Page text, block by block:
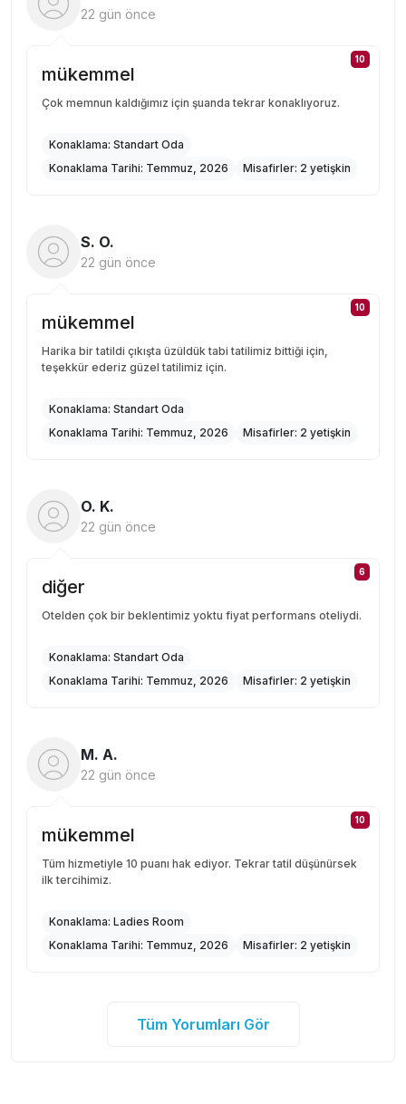
22 gün önce
10
mükemmel
Çok memnun kaldığımız için şuanda tekrar konaklıyoruz.
Konaklama: Standart Oda
Konaklama Tarihi: Temmuz, 2026 Misafirler: 2 yetişkin
S. O.
22 gün önce
10
mükemmel
Harika bir tatildi çıkışta üzüldük tabi tatilimiz bittiği için,
teşekkür ederiz güzel tatilimiz için.
Konaklama: Standart Oda
Konaklama Tarihi: Temmuz, 2026 Misafirler: 2 yetişkin
O. K.
22 gün önce
6
diğer
Otelden çok bir beklentimiz yoktu fiyat performans oteliydi.
Konaklama: Standart Oda
Konaklama Tarihi: Temmuz, 2026 Misafirler: 2 yetişkin
M. A.
22 gün önce
10
mükemmel
Tüm hizmetiyle 10 puanı hak ediyor. Tekrar tatil düşünürsek
ilk tercihimiz.
Konaklama: Ladies Room
Konaklama Tarihi: Temmuz, 2026 Misafirler: 2 yetişkin
Tüm Yorumları Gör